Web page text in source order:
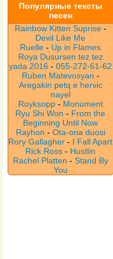
Популярные тексты
песен
Rainbow Kitten Suprise -
Devil Like Me
Ruelle - Up in Flames
Roya Dusursen tez tez
yada 2016 -055-272-61-62
Ruben Matevosyan -
Aregakin petq e hervic
nayel
Royksopp - Monument
Ryu Shi Won - From the
Beginning Until Now
Rayhon - Ota-ona duosi
Rory Gallagher - I Fall Apart
Rick Ross - Hustlin
Rachel Platten - Stand By
You